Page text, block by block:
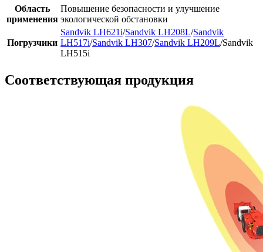
Область
применения
Повышение безопасности и улучшение
экологической обстановки
Погрузчики
Sandvik LH621i/Sandvik LH208L/Sandvik
LH517i/Sandvik LH307/Sandvik LH209L/Sandvik
LH515i
Соответствующая продукция